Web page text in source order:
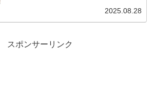
2025.08.28
スポンサーリンク